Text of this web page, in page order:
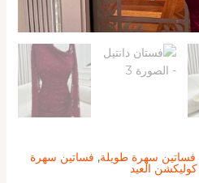
فساتين سهرة طويلة, فساتين سهرة
كوليكشن العيد